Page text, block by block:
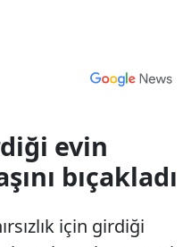
evin
bıçakladı
için girdiği